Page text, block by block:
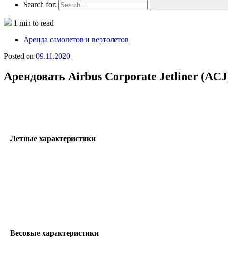
Search for:
1 min to read
Аренда самолетов и вертолетов
Posted on 09.11.2020
Арендовать Airbus Corporate Jetliner
Летные характеристики
Весовые характеристики